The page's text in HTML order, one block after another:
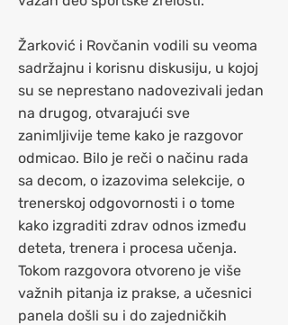
Žarković i Rovčanin vodili su veoma
sadržajnu i korisnu diskusiju, u kojoj
su se neprestano nadovezivali jedan
na drugog, otvarajući sve
zanimljivije teme kako je razgovor
odmicao. Bilo je reči o načinu rada
sa decom, o izazovima selekcije, o
trenerskoj odgovornosti i o tome
kako izgraditi zdrav odnos između
deteta, trenera i procesa učenja.
Tokom razgovora otvoreno je više
važnih pitanja iz prakse, a učesnici
panela došli su i do zajedničkih